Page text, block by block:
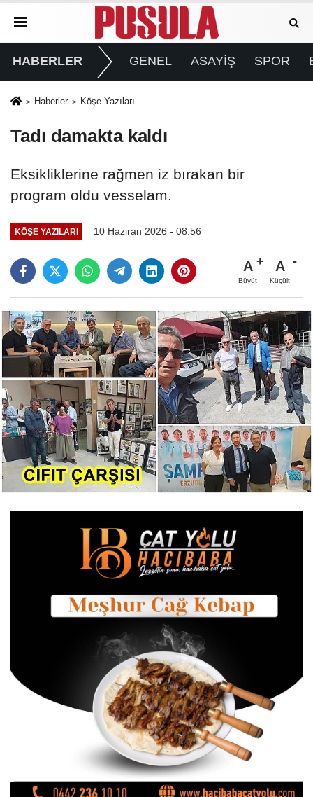
HABERLER GENEL ASAYİŞ SPOR
Haberler Köşe Yazıları
Tadı damakta kaldı
Eksikliklerine rağmen iz bırakan bir
program oldu vesselam.
KÖŞE YAZILARI 10 Haziran 2026 - 08:56
A
Büyüt
A
Küçült